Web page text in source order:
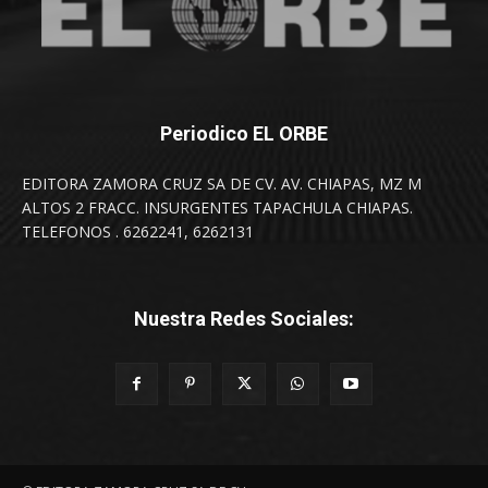
Periodico EL ORBE
EDITORA ZAMORA CRUZ SA DE CV. AV. CHIAPAS, MZ M
ALTOS 2 FRACC. INSURGENTES TAPACHULA CHIAPAS.
TELEFONOS . 6262241, 6262131
Nuestra Redes Sociales: